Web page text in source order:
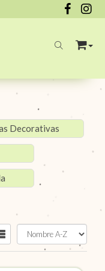
Decorativas